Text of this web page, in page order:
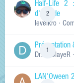
2
Half-Life 2
d'arcade
levelkro ·
Présentation
Dr.KinSlayeR
LAN'Oween